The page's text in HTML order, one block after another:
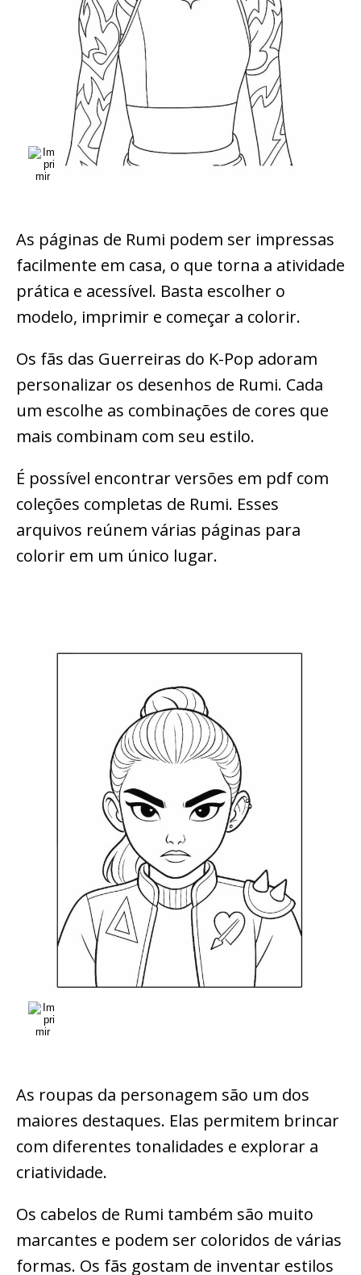
As páginas de Rumi podem ser impressas
facilmente em casa, o que torna a atividade
prática e acessível. Basta escolher o
modelo, imprimir e começar a colorir.
Os fãs das Guerreiras do K-Pop adoram
personalizar os desenhos de Rumi. Cada
um escolhe as combinações de cores que
mais combinam com seu estilo.
É possível encontrar versões em pdf com
coleções completas de Rumi. Esses
arquivos reúnem várias páginas para
colorir em um único lugar.
As roupas da personagem são um dos
maiores destaques. Elas permitem brincar
com diferentes tonalidades e explorar a
criatividade.
Os cabelos de Rumi também são muito
marcantes e podem ser coloridos de várias
formas. Os fãs gostam de inventar estilos